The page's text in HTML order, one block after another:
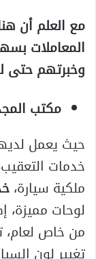
مع العلم أن
المعاملات
وخبرتهم حتى
مكتب
حيث يعمل
خدمات
ملكية سيارة،
لوحات مميزة،
من خاص لعام،
تغيير لون